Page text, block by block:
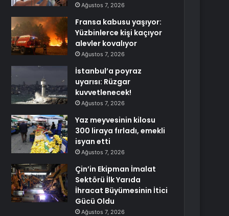
Ağustos 7, 2026
Fransa kabusu yaşıyor:
Yüzbinlerce kişi kaçıyor
alevler kovalıyor
Ağustos 7, 2026
İstanbul’a poyraz
uyarısı: Rüzgar
kuvvetlenecek!
Ağustos 7, 2026
Yaz meyvesinin kilosu
300 liraya fırladı, emekli
isyan etti
Ağustos 7, 2026
Çin’in Ekipman İmalat
Sektörü İlk Yarıda
İhracat Büyümesinin İtici
Gücü Oldu
Ağustos 7, 2026